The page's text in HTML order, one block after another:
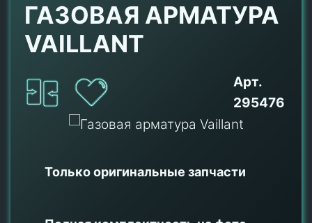
ГАЗОВАЯ АРМАТУРА
VAILLANT
Арт.
295476
Только оригинальные запчасти